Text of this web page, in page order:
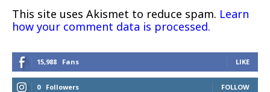
This site uses Akismet to reduce spam. Learn
how your comment data is processed.
15,988 Fans LIKE
0 Followers FOLLOW